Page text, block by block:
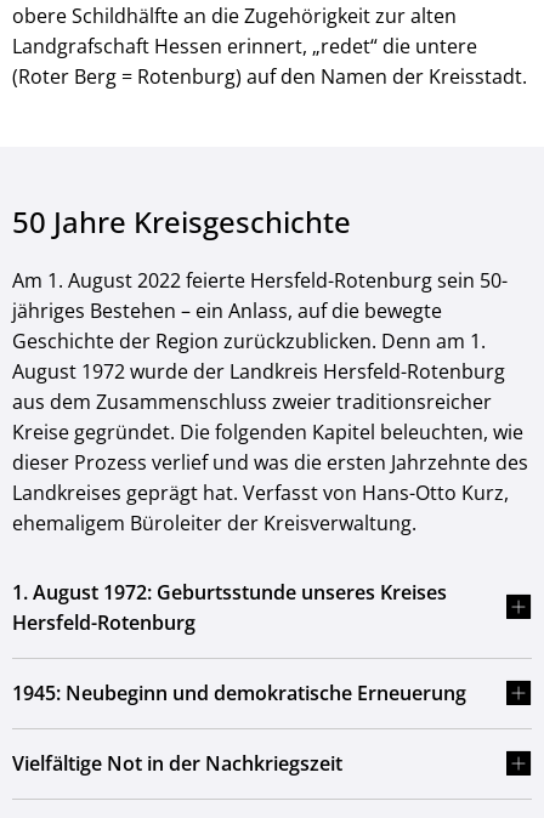
obere Schildhälfte an die Zugehörigkeit zur alten
Landgrafschaft Hessen erinnert, „redet“ die untere
(Roter Berg = Rotenburg) auf den Namen der Kreisstadt.
50 Jahre Kreisgeschichte
Am 1. August 2022 feierte Hersfeld-Rotenburg sein 50-
jähriges Bestehen – ein Anlass, auf die bewegte
Geschichte der Region zurückzublicken. Denn am 1.
August 1972 wurde der Landkreis Hersfeld-Rotenburg
aus dem Zusammenschluss zweier traditionsreicher
Kreise gegründet. Die folgenden Kapitel beleuchten, wie
dieser Prozess verlief und was die ersten Jahrzehnte des
Landkreises geprägt hat. Verfasst von Hans-Otto Kurz,
ehemaligem Büroleiter der Kreisverwaltung.
1. August 1972: Geburtsstunde unseres Kreises
Hersfeld-Rotenburg
1945: Neubeginn und demokratische Erneuerung
Vielfältige Not in der Nachkriegszeit